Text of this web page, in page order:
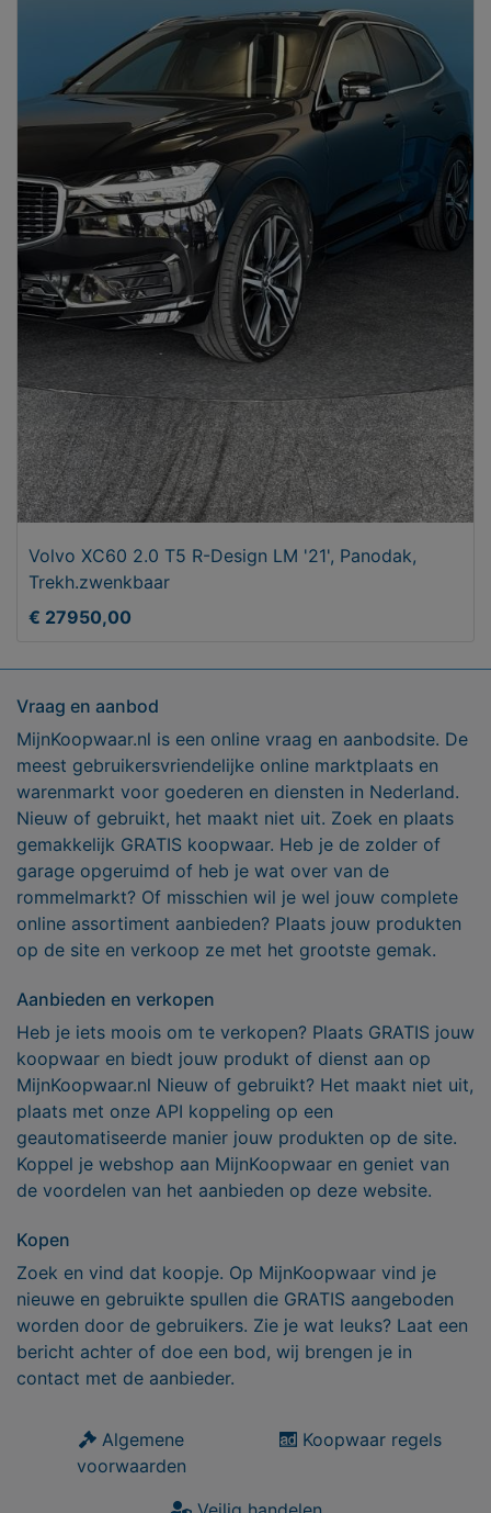
Volvo XC60 2.0 T5 R-Design LM '21', Panodak,
Trekh.zwenkbaar
€ 27950,00
Vraag en aanbod
MijnKoopwaar.nl is een online vraag en aanbodsite. De
meest gebruikersvriendelijke online marktplaats en
warenmarkt voor goederen en diensten in Nederland.
Nieuw of gebruikt, het maakt niet uit. Zoek en plaats
gemakkelijk GRATIS koopwaar. Heb je de zolder of
garage opgeruimd of heb je wat over van de
rommelmarkt? Of misschien wil je wel jouw complete
online assortiment aanbieden? Plaats jouw produkten
op de site en verkoop ze met het grootste gemak.
Aanbieden en verkopen
Heb je iets moois om te verkopen? Plaats GRATIS jouw
koopwaar en biedt jouw produkt of dienst aan op
MijnKoopwaar.nl Nieuw of gebruikt? Het maakt niet uit,
plaats met onze API koppeling op een
geautomatiseerde manier jouw produkten op de site.
Koppel je webshop aan MijnKoopwaar en geniet van
de voordelen van het aanbieden op deze website.
Kopen
Zoek en vind dat koopje. Op MijnKoopwaar vind je
nieuwe en gebruikte spullen die GRATIS aangeboden
worden door de gebruikers. Zie je wat leuks? Laat een
bericht achter of doe een bod, wij brengen je in
contact met de aanbieder.
Algemene
voorwaarden
Koopwaar regels